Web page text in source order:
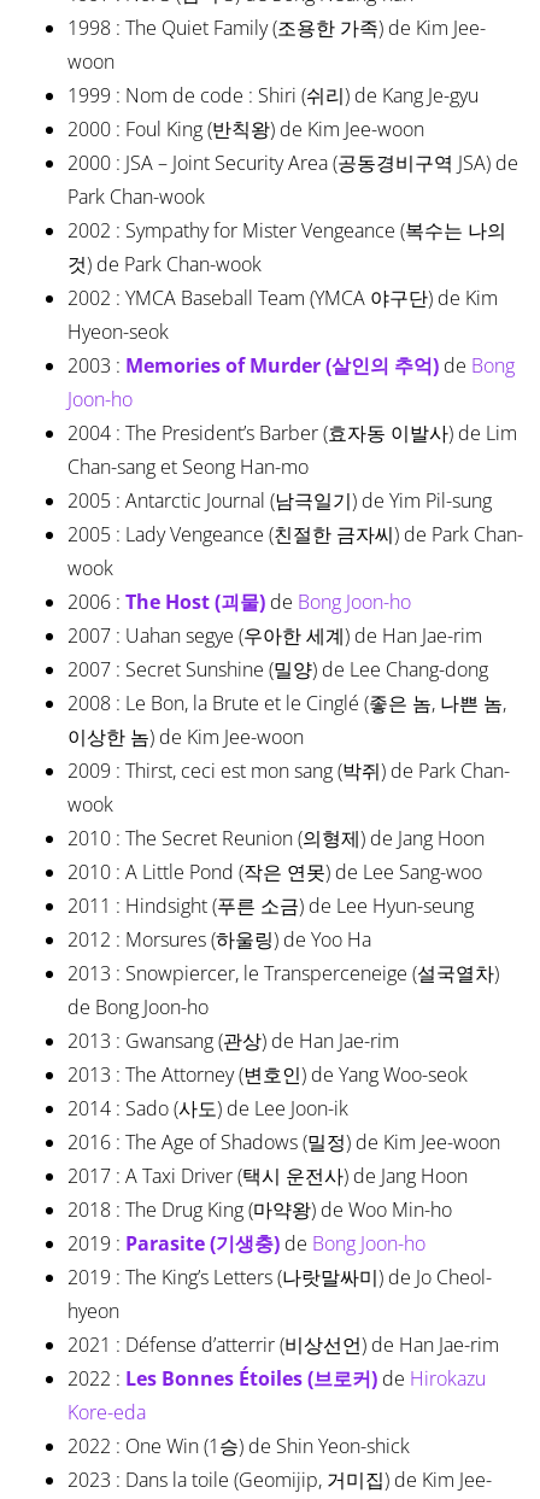
1998 : The Quiet Family (조용한 가족) de Kim Jee-
woon
1999 : Nom de code : Shiri (쉬리) de Kang Je-gyu
2000 : Foul King (반칙왕) de Kim Jee-woon
2000 : JSA – Joint Security Area (공동경비구역 JSA) de
Park Chan-wook
2002 : Sympathy for Mister Vengeance (복수는 나의
것) de Park Chan-wook
2002 : YMCA Baseball Team (YMCA 야구단) de Kim
Hyeon-seok
2003 : Memories of Murder (살인의 추억) de Bong
Joon-ho
2004 : The President’s Barber (효자동 이발사) de Lim
Chan-sang et Seong Han-mo
2005 : Antarctic Journal (남극일기) de Yim Pil-sung
2005 : Lady Vengeance (친절한 금자씨) de Park Chan-
wook
2006 : The Host (괴물)de Bong Joon-ho
2007 : Uahan segye (우아한 세계) de Han Jae-rim
2007 : Secret Sunshine (밀양) de Lee Chang-dong
2008 : Le Bon, la Brute et le Cinglé (좋은 놈, 나쁜 놈,
이상한 놈) de Kim Jee-woon
2009 : Thirst, ceci est mon sang (박쥐) de Park Chan-
wook
2010 : The Secret Reunion (의형제) de Jang Hoon
2010 : A Little Pond (작은 연못) de Lee Sang-woo
2011 : Hindsight (푸른 소금) de Lee Hyun-seung
2012 : Morsures (하울링) de Yoo Ha
2013 : Snowpiercer, le Transperceneige (설국열차)
de Bong Joon-ho
2013 : Gwansang (관상) de Han Jae-rim
2013 : The Attorney (변호인) de Yang Woo-seok
2014 : Sado (사도) de Lee Joon-ik
2016 : The Age of Shadows (밀정) de Kim Jee-woon
2017 : A Taxi Driver (택시 운전사) de Jang Hoon
2018 : The Drug King (마약왕) de Woo Min-ho
2019 : Parasite (기생충) de Bong Joon-ho
2019 : The King’s Letters (나랏말싸미) de Jo Cheol-
hyeon
2021 : Défense d’atterrir (비상선언) de Han Jae-rim
2022 : Les Bonnes Étoiles (브로커) de Hirokazu
Kore-eda
2022 : One Win (1승) de Shin Yeon-shick
2023 : Dans la toile (Geomijip, 거미집) de Kim Jee-